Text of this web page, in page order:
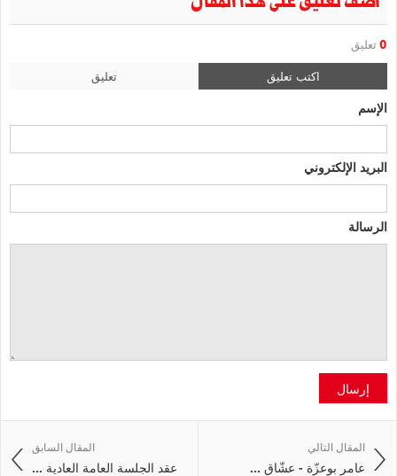
0 تعليق
اكتب تعليق تعليق
الإسم
البريد الإلكتروني
الرسالة
إرسال
المقال السابق
عقد الجلسة العامة العادية ...
المقال التالي
عامر بوعزّة - عشّاق ...